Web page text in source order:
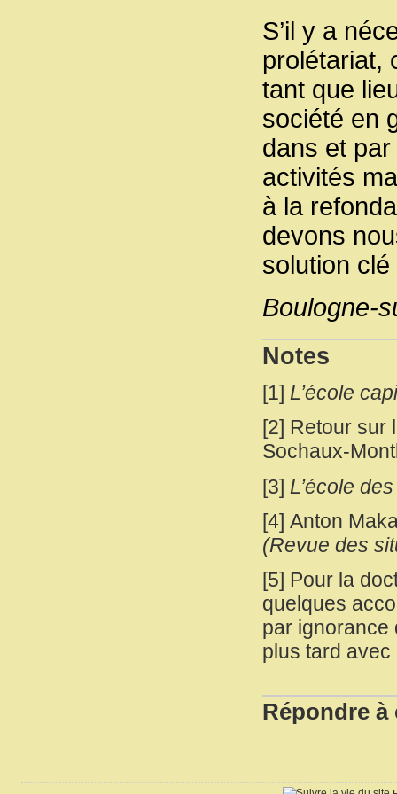
S’il y a
prolétariat,
tant que
société en
dans et par
activités
à la
devons
solution
Boulogne-
Notes
[1] L’école
[2] Retour sur
Sochaux-
[3] L’école
[4] Anton
(Revue des
[5] Pour la
quelques
par ignorance
plus tard
Répondre à